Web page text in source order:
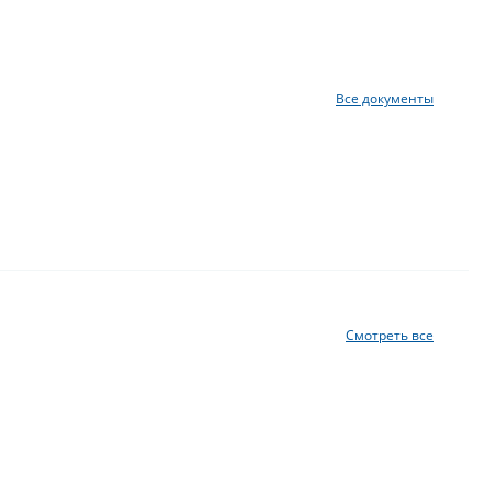
Все документы
Смотреть все